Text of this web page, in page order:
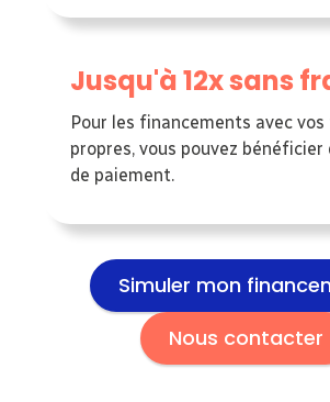
Jusqu'à 12x sans
Pour les financements avec vos
propres, vous pouvez
de paiement.
Nous contacter
Simuler mon